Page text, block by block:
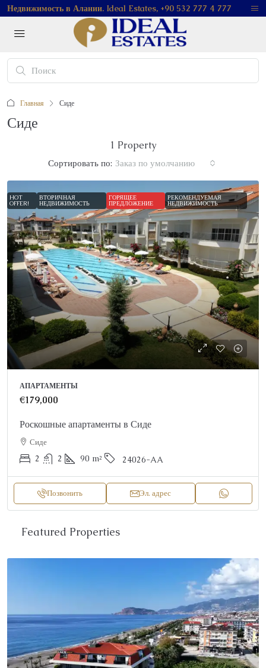
Недвижимость в Алании. Ideal Estates, +90 532 777 4 777
Главная Сиде
Сиде
1 Property
Сортировать по: Заказ по умолчанию
HOT
OFFER!
ВТОРИЧНАЯ
НЕДВИЖИМОСТЬ
ГОРЯЩЕЕ
ПРЕДЛОЖЕНИЕ
РЕКОМЕНДУЕМАЯ
НЕДВИЖИМОСТЬ
АПАРТАМЕНТЫ
€179,000
Роскошные апартаменты в Сиде
Сиде
2 2 90 m² 24026-AA
Позвонить Эл. адрес
Featured Properties